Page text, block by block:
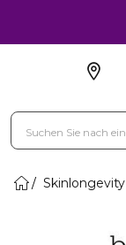
Skinlongevity